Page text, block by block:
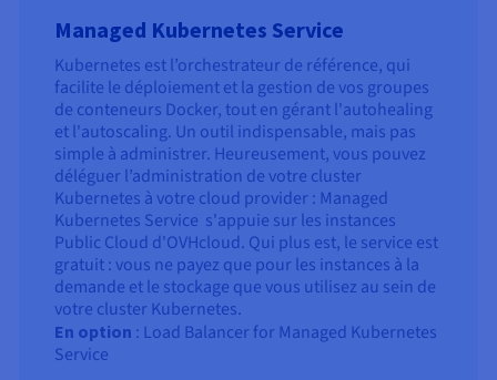
Managed Kubernetes Service
Kubernetes est l’orchestrateur de référence, qui
facilite le déploiement et la gestion de vos groupes
de conteneurs Docker, tout en gérant l'autohealing
et l'autoscaling. Un outil indispensable, mais pas
simple à administrer. Heureusement, vous pouvez
déléguer l’administration de votre cluster
Kubernetes à votre cloud provider : Managed
Kubernetes Service s'appuie sur les instances
Public Cloud d'OVHcloud. Qui plus est, le service est
gratuit : vous ne payez que pour les instances à la
demande et le stockage que vous utilisez au sein de
votre cluster Kubernetes.
En option : Load Balancer for Managed Kubernetes
Service